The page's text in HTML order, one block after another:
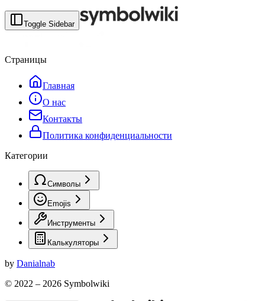
Toggle Sidebar
Страницы
Главная
О нас
Контакты
Политика конфиденциальности
Категории
Символы
Emojis
Инструменты
Калькуляторы
by Danialnab
© 2022 – 2026 Symbolwiki